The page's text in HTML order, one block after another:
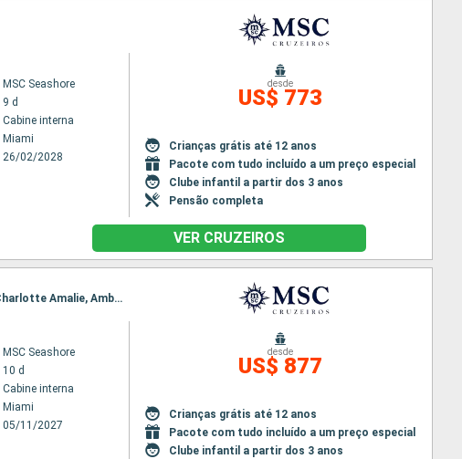
MSC Seashore
9 d
Cabine interna
Miami
26/02/2028
desde
US$ 773
Crianças grátis até 12 anos
Pacote com tudo incluído a um preço especial
Clube infantil a partir dos 3 anos
Pensão completa
VER CRUZEIROS
Itinerário : Miami, Ocean cay MSC marine reserve, Philippsburg, Basseterre (St Kitts), Charlotte Amalie, Amber Cove, Miami
MSC Seashore
10 d
Cabine interna
Miami
05/11/2027
desde
US$ 877
Crianças grátis até 12 anos
Pacote com tudo incluído a um preço especial
Clube infantil a partir dos 3 anos